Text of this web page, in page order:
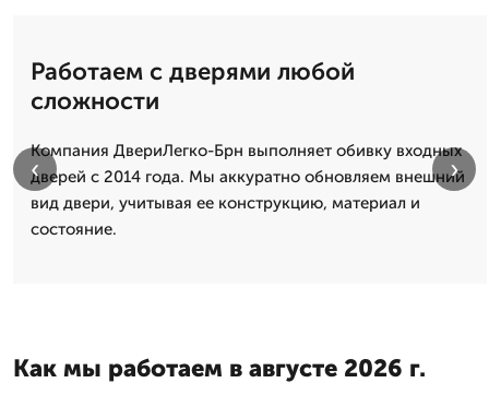
Работаем с дверями любой
сложности
Компания ДвериЛегко-Брн выполняет обивку входных
дверей с 2014 года. Мы аккуратно обновляем внешний
вид двери, учитывая ее конструкцию, материал и
состояние.
‹ ›
Как мы работаем в августе 2026 г.